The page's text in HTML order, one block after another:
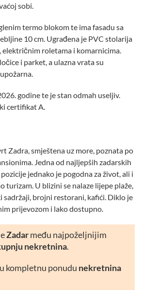
sobi.
termo blokom te ima fasadu sa
10 cm. Ugrađena je PVC stolarija
roletama i komarnicima.
i parket, a ulazna vrata su
godine te je stan odmah useljiv.
certifikat A.
Zadra, smještena uz more, poznata po
Jedna od najljepših zadarskih
jednako je pogodna za život, ali i
turizam. U blizini se nalaze lijepe plaže,
brojni restorani, kafići. Diklo je
prijevozom i lako dostupno.
Zadarmeđu najpoželjnijim
nekretnina.
kompletnu ponudu nekretnina